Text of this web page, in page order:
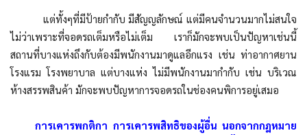
แต่ทั้งๆที่มีป้ายกำกับ มีสัญญลักษณ์ แต่มีคนจำนวนมากไม่สนใจ
ไม่ว่าเพราะที่จอดรถเต็มหรือไม่เต็ม เราก็มักจะพบเป็นปัญหาเช่นนี้
สถานที่บางแห่งถึงกับต้องมีพนักงานมาดูแลอีกแรง เช่น ท่าอากาศยาน
โรงแรม โรงพยาบาล แต่บางแห่ง ไม่มีพนักงานมากำกับ เช่น บริเวณ
ห้างสรรพสินค้า มักจะพบปัญหาการจอดรถในช่องคนพิการอยู่เสมอ
การเคารพกติกา การเคารพสิทธิของผู้อื่น นอกจากกฎหมาย